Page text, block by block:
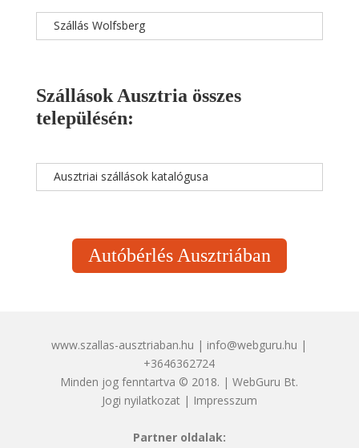
Szállás Wolfsberg
Szállások Ausztria összes
településén:
Ausztriai szállások katalógusa
Autóbérlés Ausztriában
www.szallas-ausztriaban.hu | info@webguru.hu |
+3646362724
Minden jog fenntartva © 2018. | WebGuru Bt.
Jogi nyilatkozat| Impresszum
Partner oldalak: